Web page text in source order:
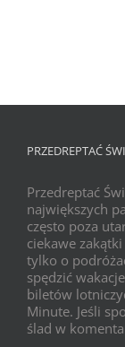
PRZEDREPTAĆ
Przedreptać
największych
często poza
ciekawe
tylko o
spędzić
biletów
Minute. Jeśli
ślad w